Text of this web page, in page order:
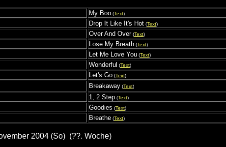
My Boo (Text)
Drop It Like It's Hot (Text)
Over And Over(Text)
Lose My Breath (Text)
Let Me Love You (Text)
Wonderful (Text)
Let's Go (Text)
Breakaway (Text)
1, 2 Step (Text)
Goodies (Text)
Breathe (Text)
2004 (So) (??. Woche)